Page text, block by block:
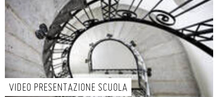
VIDEO PRESENTAZIONE SCUOLA